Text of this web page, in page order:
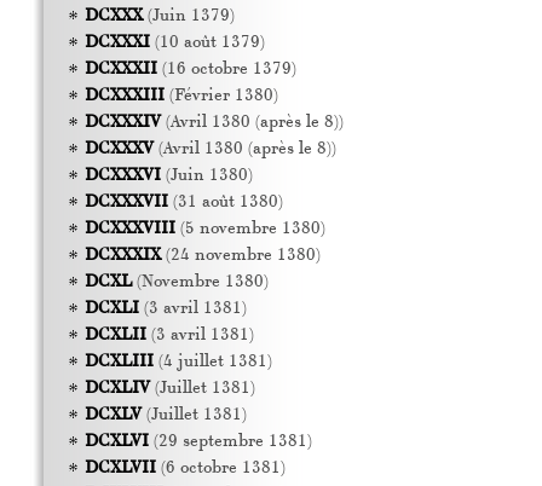
DCXXX(Juin 1379)
DCXXXI(10 août 1379)
DCXXXII(16 octobre 1379)
DCXXXIII(Février 1380)
DCXXXIV(Avril 1380 (après le 8))
DCXXXV(Avril 1380 (après le 8))
DCXXXVI(Juin 1380)
DCXXXVII(31 août 1380)
DCXXXVIII(5 novembre 1380)
DCXXXIX(24 novembre 1380)
DCXL(Novembre 1380)
DCXLI(3 avril 1381)
DCXLII(3 avril 1381)
DCXLIII(4 juillet 1381)
DCXLIV(Juillet 1381)
DCXLV(Juillet 1381)
DCXLVI(29 septembre 1381)
DCXLVII(6 octobre 1381)